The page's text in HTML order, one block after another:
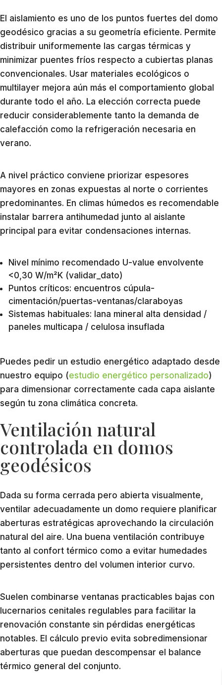
El aislamiento es uno de los puntos fuertes del domo
geodésico gracias a su geometría eficiente. Permite
distribuir uniformemente las cargas térmicas y
minimizar puentes fríos respecto a cubiertas planas
convencionales. Usar materiales ecológicos o
multilayer mejora aún más el comportamiento global
durante todo el año. La elección correcta puede
reducir considerablemente tanto la demanda de
calefacción como la refrigeración necesaria en
verano.
A nivel práctico conviene priorizar espesores
mayores en zonas expuestas al norte o corrientes
predominantes. En climas húmedos es recomendable
instalar barrera antihumedad junto al aislante
principal para evitar condensaciones internas.
Nivel mínimo recomendado U-value envolvente
<0,30 W/m²K (validar_dato)
Puntos críticos: encuentros cúpula-
cimentación/puertas-ventanas/claraboyas
Sistemas habituales: lana mineral alta densidad /
paneles multicapa / celulosa insuflada
Puedes pedir un estudio energético adaptado desde
nuestro equipo (estudio energético personalizado)
para dimensionar correctamente cada capa aislante
según tu zona climática concreta.
Ventilación natural
controlada en domos
geodésicos
Dada su forma cerrada pero abierta visualmente,
ventilar adecuadamente un domo requiere planificar
aberturas estratégicas aprovechando la circulación
natural del aire. Una buena ventilación contribuye
tanto al confort térmico como a evitar humedades
persistentes dentro del volumen interior curvo.
Suelen combinarse ventanas practicables bajas con
lucernarios cenitales regulables para facilitar la
renovación constante sin pérdidas energéticas
notables. El cálculo previo evita sobredimensionar
aberturas que puedan descompensar el balance
térmico general del conjunto.